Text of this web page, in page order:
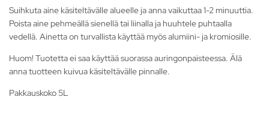
Suihkuta aine käsiteltävälle alueelle ja anna vaikuttaa 1-2 minuuttia.
Poista aine pehmeällä sienellä tai liinalla ja huuhtele puhtaalla
vedellä. Ainetta on turvallista käyttää myös alumiini- ja kromiosille.
Huom! Tuotetta ei saa käyttää suorassa auringonpaisteessa. Älä
anna tuotteen kuivua käsiteltävälle pinnalle.
Pakkauskoko 5L